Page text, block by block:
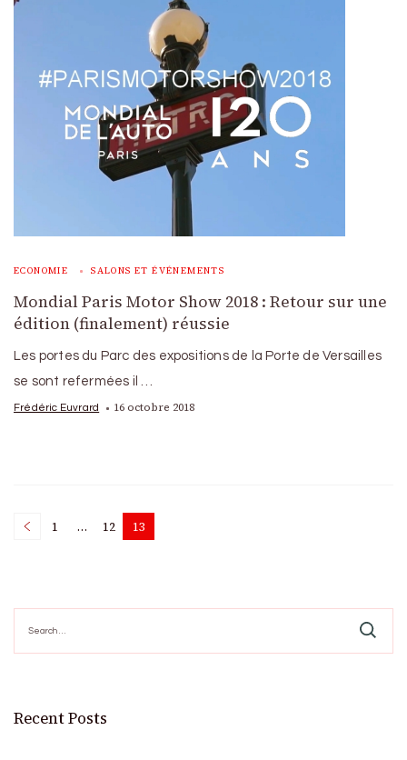
ECONOMIE SALONS ET ÉVÉNEMENTS
Mondial Paris Motor Show 2018 : Retour sur une
édition (finalement) réussie
Les portes du Parc des expositions de la Porte de Versailles
se sont refermées il …
Frédéric Euvrard 16 octobre 2018
Posts
Page
1 … Page
12 Page
13
for:
Recent Posts